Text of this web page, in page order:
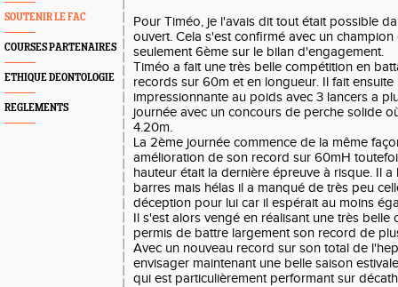
SOUTENIR LE FAC
COURSES PARTENAIRES
ETHIQUE DEONTOLOGIE
REGLEMENTS
Pour Timéo, je l'avais dit tout était possible
ouvert. Cela s'est confirmé avec un
seulement 6ème sur le bilan d'engagement.
Timéo a fait une très belle compétition en
records sur 60m et en longueur. Il fait ensuite
impressionnante au poids avec 3 lancers a
journée avec un concours de perche solide
4.20m.
La 2ème journée commence de la même
amélioration de son record sur 60mH
hauteur était la dernière épreuve à risque. Il
barres mais hélas il a manqué de très peu
déception pour lui car il espérait au moins
Il s'est alors vengé en réalisant une très belle
permis de battre largement son record de
Avec un nouveau record sur son total de
envisager maintenant une belle saison
qui est particulièrement performant sur